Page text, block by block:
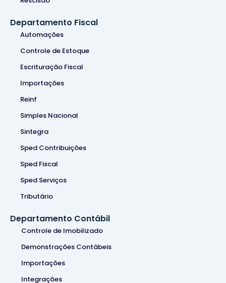
Departamento Fiscal
Automações
Controle de Estoque
Escrituração Fiscal
Importações
Reinf
Simples Nacional
Sintegra
Sped Contribuições
Sped Fiscal
Sped Serviços
Tributário
Departamento Contábil
Controle de Imobilizado
Demonstrações Contábeis
Importações
Integrações